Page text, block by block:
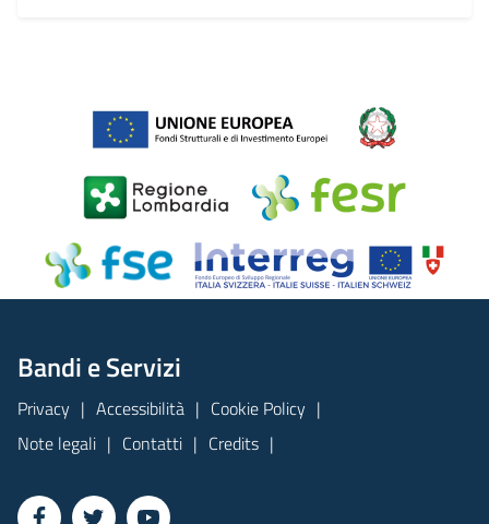
Bandi e Servizi
Privacy Accessibilità
Cookie Policy
Note legali
Contatti Credits